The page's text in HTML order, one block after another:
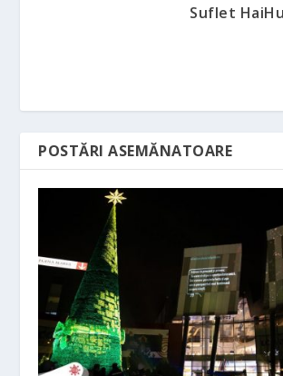
Suflet
POSTĂRI ASEMĂNATOARE